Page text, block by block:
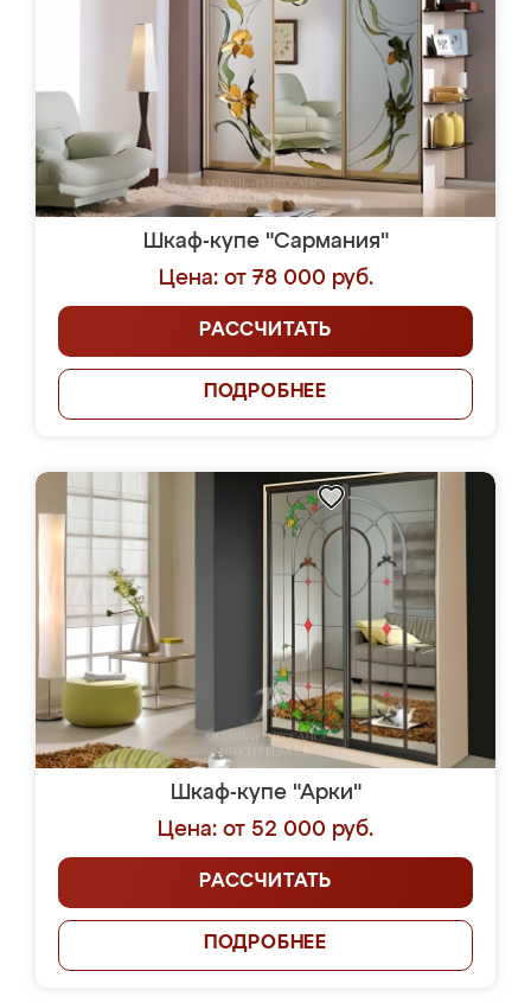
Шкаф-купе "Сармания"
Цена: от 78 000 руб.
РАССЧИТАТЬ
ПОДРОБНЕЕ
Шкаф-купе "Арки"
Цена: от 52 000 руб.
РАССЧИТАТЬ
ПОДРОБНЕЕ